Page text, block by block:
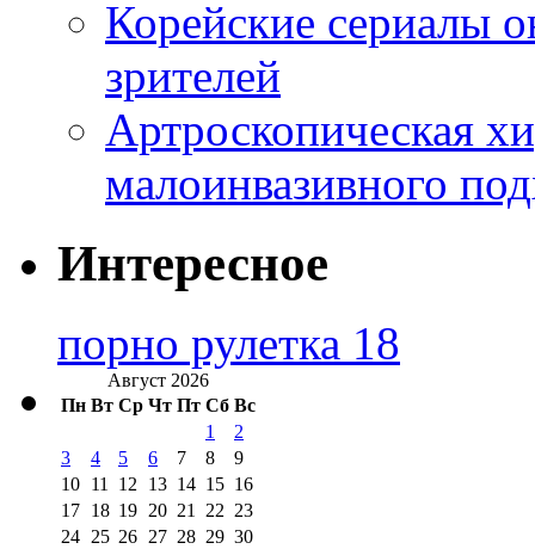
Корейские сериалы
зрителей
Артроскопическая
малоинвазивного
Интересное
порно рулетка 18
Август 2026
Пн Вт Ср Чт Пт Сб Вс
1
2
3
4 5 6 7 8
9
10 11 12 13 14 15 16
17 18 19 20 21 22 23
24 25 26 27 28 29 30